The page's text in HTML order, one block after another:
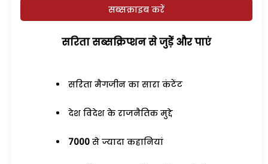
सब्सक्राइब करें
सरिता सब्सक्रिप्शन से जुड़ेें और पाएं
सरिता मैगजीन का सारा कंटेंट
देश विदेश के राजनैतिक मुद्दे
7000 से ज्यादा कहानियां